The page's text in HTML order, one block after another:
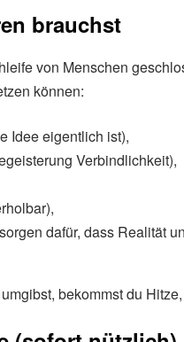
brauchst
von Menschen
können:
Idee eigentlich ist),
Verbindlichkeit),
dafür, dass Realität
bekommst du